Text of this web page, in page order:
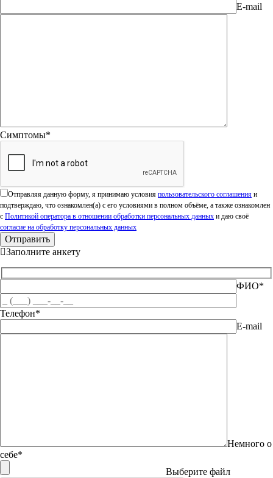
E-mail
Симптомы*
Отправляя данную форму, я принимаю условия пользовательского соглашения и
подтверждаю, что ознакомлен(а) с его условиями в полном объёме, а также ознакомлен
с Политикой оператора в отношении обработки персональных данных и даю своё
согласие на обработку персональных данных
Заполните анкету
ФИО*
Телефон*
E-mail
Немного о
себе*
Выберите файл